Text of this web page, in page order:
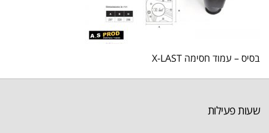
בסיס – עמוד חסימה X-LAST
שעות פעילות